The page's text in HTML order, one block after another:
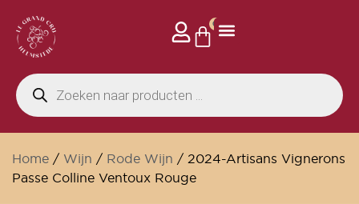
0
Home / Wijn / Rode Wijn / 2024-Artisans Vignerons
Passe Colline Ventoux Rouge